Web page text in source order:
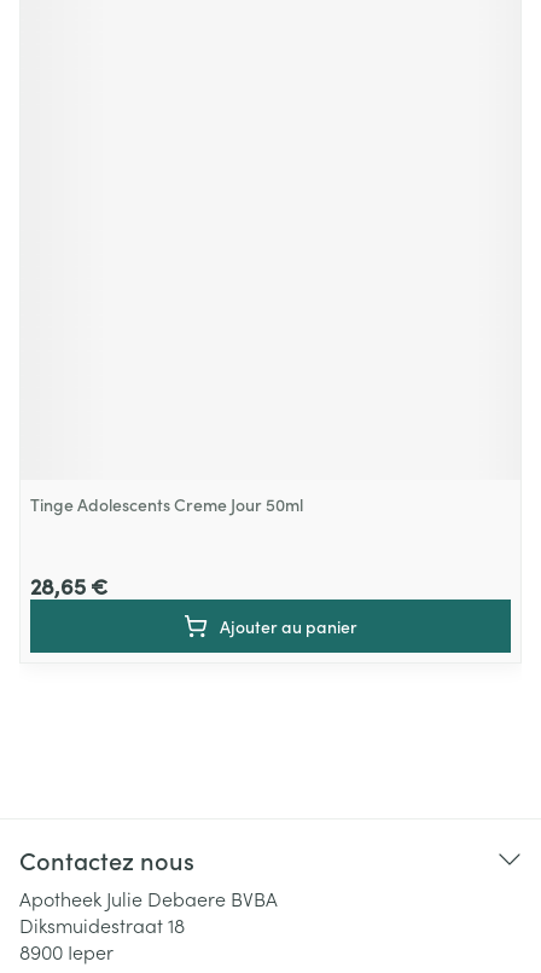
Tinge Adolescents Creme Jour 50ml
28,65 €
Ajouter au panier
Contactez nous
Apotheek Julie Debaere BVBA
Diksmuidestraat 18
8900 Ieper